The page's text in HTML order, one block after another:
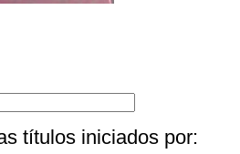
títulos iniciados por: